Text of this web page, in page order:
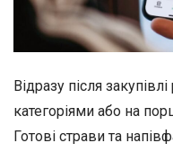
Відразу після
категоріями або на
Готові страви та